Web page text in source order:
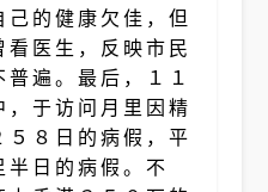
的健康欠佳，但
看医生，反映市民
遍。最后，１１
，于访问月里因精
５８日的病假，平
半日的病假。不